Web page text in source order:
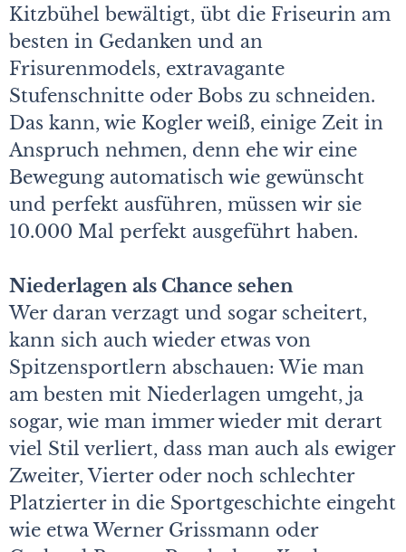
Kitzbühel bewältigt, übt die Friseurin am
besten in Gedanken und an
Frisurenmodels, extravagante
Stufenschnitte oder Bobs zu schneiden.
Das kann, wie Kogler weiß, einige Zeit in
Anspruch nehmen, denn ehe wir eine
Bewegung automatisch wie gewünscht
und perfekt ausführen, müssen wir sie
10.000 Mal perfekt ausgeführt haben.
Niederlagen als Chance sehen
Wer daran verzagt und sogar scheitert,
kann sich auch wieder etwas von
Spitzensportlern abschauen: Wie man
am besten mit Niederlagen umgeht, ja
sogar, wie man immer wieder mit derart
viel Stil verliert, dass man auch als ewiger
Zweiter, Vierter oder noch schlechter
Platzierter in die Sportgeschichte eingeht
wie etwa Werner Grissmann oder